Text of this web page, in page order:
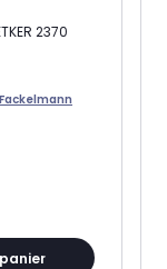
2370
Fackelmann